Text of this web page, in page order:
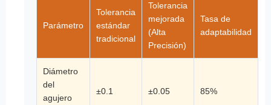
Parámetro
Tolerancia
estándar
tradicional
Tolerancia
mejorada
(Alta
Precisión)
Tasa de
adaptabilidad
Diámetro
del
agujero
±0.1 ±0.05 85%